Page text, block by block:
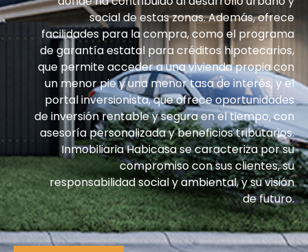
social de estas zonas. Además, ofrece
facilidades para la compra, como el programa
de garantía estatal para créditos hipotecarios,
que permite acceder a una vivienda propia con
un menor pie y una menor tasa de interés, y el
portal inversionista, que ofrece oportunidades
de inversión rentable y segura en el tiempo, con
asesoría personalizada y beneficios tributarios.
Inmobiliaria Habicasa se caracteriza por su
compromiso con sus clientes, su
responsabilidad social y ambiental, y su visión
de futuro.